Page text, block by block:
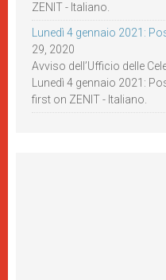
ZENIT - Italiano.
Lunedì 4 gennaio 2021:
29, 2020
Avviso dell’Ufficio delle
Lunedì 4 gennaio 2021:
first on ZENIT - Italiano.